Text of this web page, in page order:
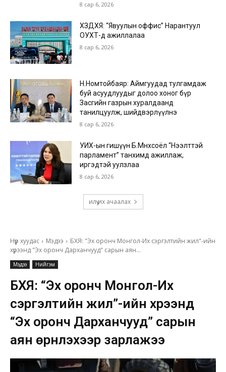
8 сар 6, 2026
ХЗДХЯ: “Явуулын оффис” Нарантуул
ОУХТ-д ажиллалаа
8 сар 6, 2026
Н.Номтойбаяр: Аймгуудад тулгамдаж
буй асуудлуудыг долоо хоног бүр
Засгийн газрын хуралдаанд
танилцуулж, шийдвэрлүүлнэ
8 сар 6, 2026
УИХ-ын гишүүн Б.Мөнхсоёл “Нээлттэй
парламент” танхимд ажиллаж,
иргэдтэй уулзлаа
8 сар 6, 2026
илүү их ачаалах